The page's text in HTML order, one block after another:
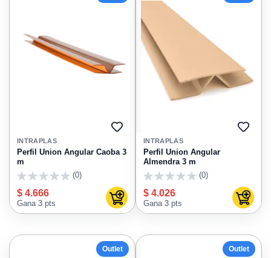
AGREGAR
FAVORITOS
INTRAPLAS
Perfil Union Angular Caoba 3
m
(0)
$ 4.666
Gana 3 pts Agregar al carrito
INTRAPLAS
Perfil Union Angular
Almendra 3 m
(0)
$ 4.026
Gana 3 pts
Outlet Outlet